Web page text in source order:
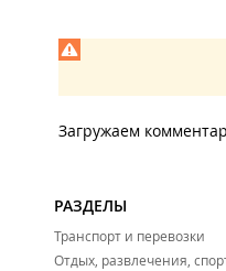
Загружаем
РАЗДЕЛЫ
Транспорт и перевозки
Отдых, развлечения,